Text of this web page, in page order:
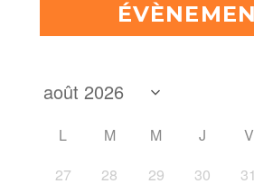
L M M J V
27
28 29 30 31